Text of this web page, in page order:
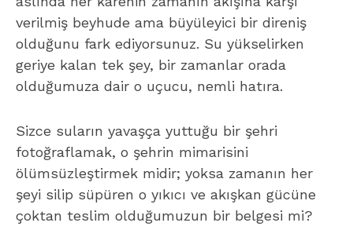
verilmiş beyhude ama büyüleyici bir direniş
olduğunu fark ediyorsunuz. Su yükselirken
geriye kalan tek şey, bir zamanlar orada
olduğumuza dair o uçucu, nemli hatıra.
Sizce suların yavaşça yuttuğu bir şehri
fotoğraflamak, o şehrin mimarisini
ölümsüzleştirmek midir; yoksa zamanın her
şeyi silip süpüren o yıkıcı ve akışkan gücüne
çoktan teslim olduğumuzun bir belgesi mi?